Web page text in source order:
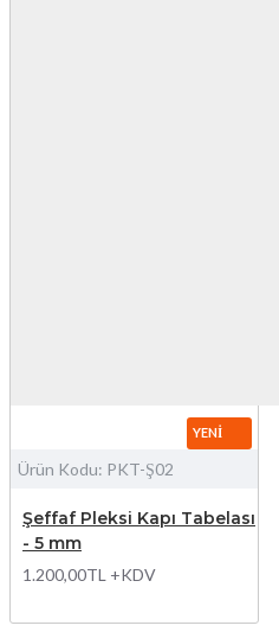
YENI
Ürün Kodu: PKT-Ş02
Şeffaf Pleksi Kapı Tabelası
- 5 mm
1.200,00TL +KDV